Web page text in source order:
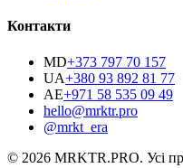
Контакти
MD+373 797 70 157
UA+380 93 892 81 77
AE+971 58 535 09 49
hello@mrktr.pro
@mrkt_era
© 2026 MRKTR.PRO. Усі